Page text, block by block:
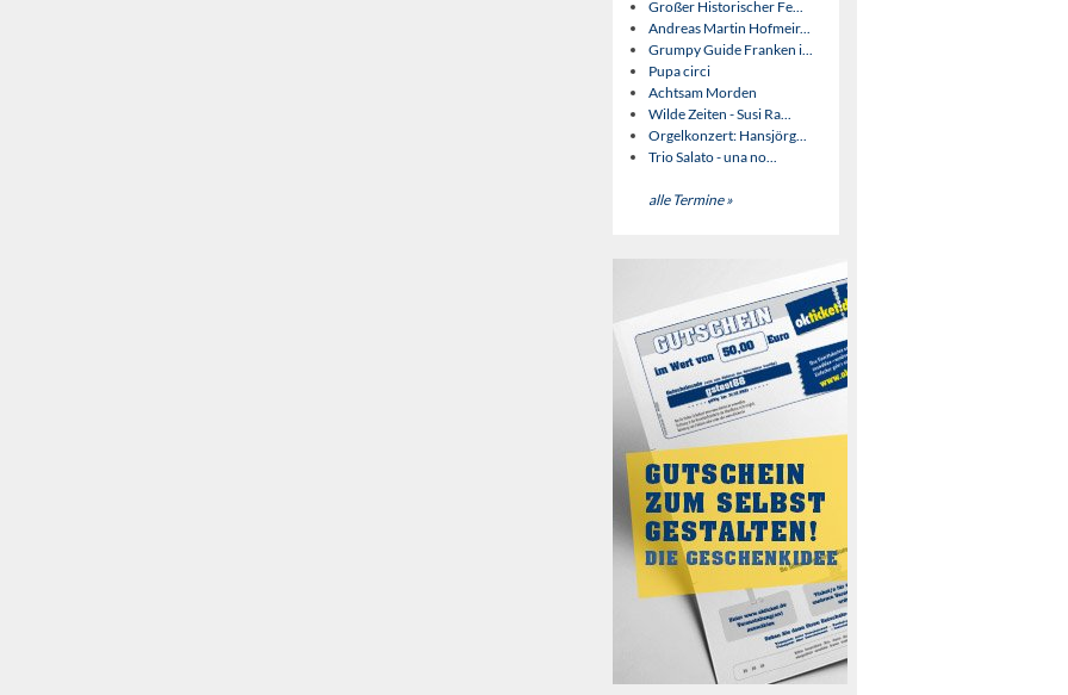
Großer Historischer Fe...
Andreas Martin Hofmeir...
Grumpy Guide Franken i...
Pupa circi
Achtsam Morden
Wilde Zeiten - Susi Ra...
Orgelkonzert: Hansjörg...
Trio Salato - una no...
alle Termine »